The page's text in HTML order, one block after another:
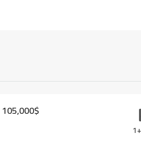
105,000$